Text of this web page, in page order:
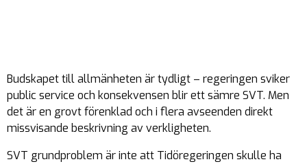
Budskapet till allmänheten är tydligt – regeringen sviker
public service och konsekvensen blir ett sämre SVT. Men
det är en grovt förenklad och i flera avseenden direkt
missvisande beskrivning av verkligheten.
SVT grundproblem är inte att Tidöregeringen skulle ha